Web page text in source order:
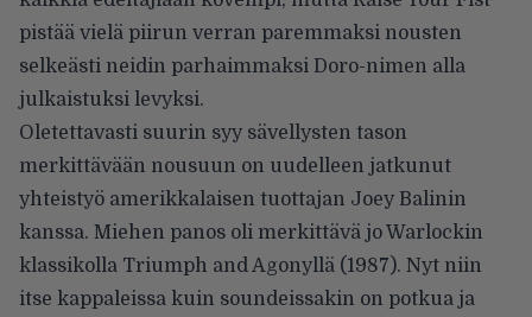
pistää vielä piirun verran paremmaksi nousten
selkeästi neidin parhaimmaksi Doro-nimen alla
julkaistuksi levyksi.
Oletettavasti suurin syy sävellysten tason
merkittävään nousuun on uudelleen jatkunut
yhteistyö amerikkalaisen tuottajan Joey Balinin
kanssa. Miehen panos oli merkittävä jo Warlockin
klassikolla Triumph and Agonyllä (1987). Nyt niin
itse kappaleissa kuin soundeissakin on potkua ja